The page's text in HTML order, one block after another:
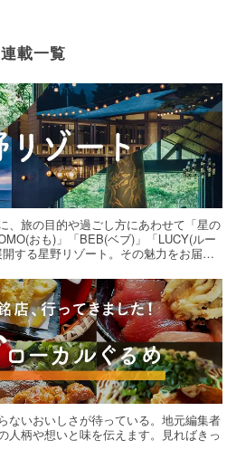
連載一覧
、旅の目的や過ごし方にあわせて「星の
おも)」「BEB(ベブ)」「LUCY(ルー
する星野リゾート。その魅力をお届け
ないおいしさが待っている。地元編集者
人柄や想いと味を伝えます。見ればきっ